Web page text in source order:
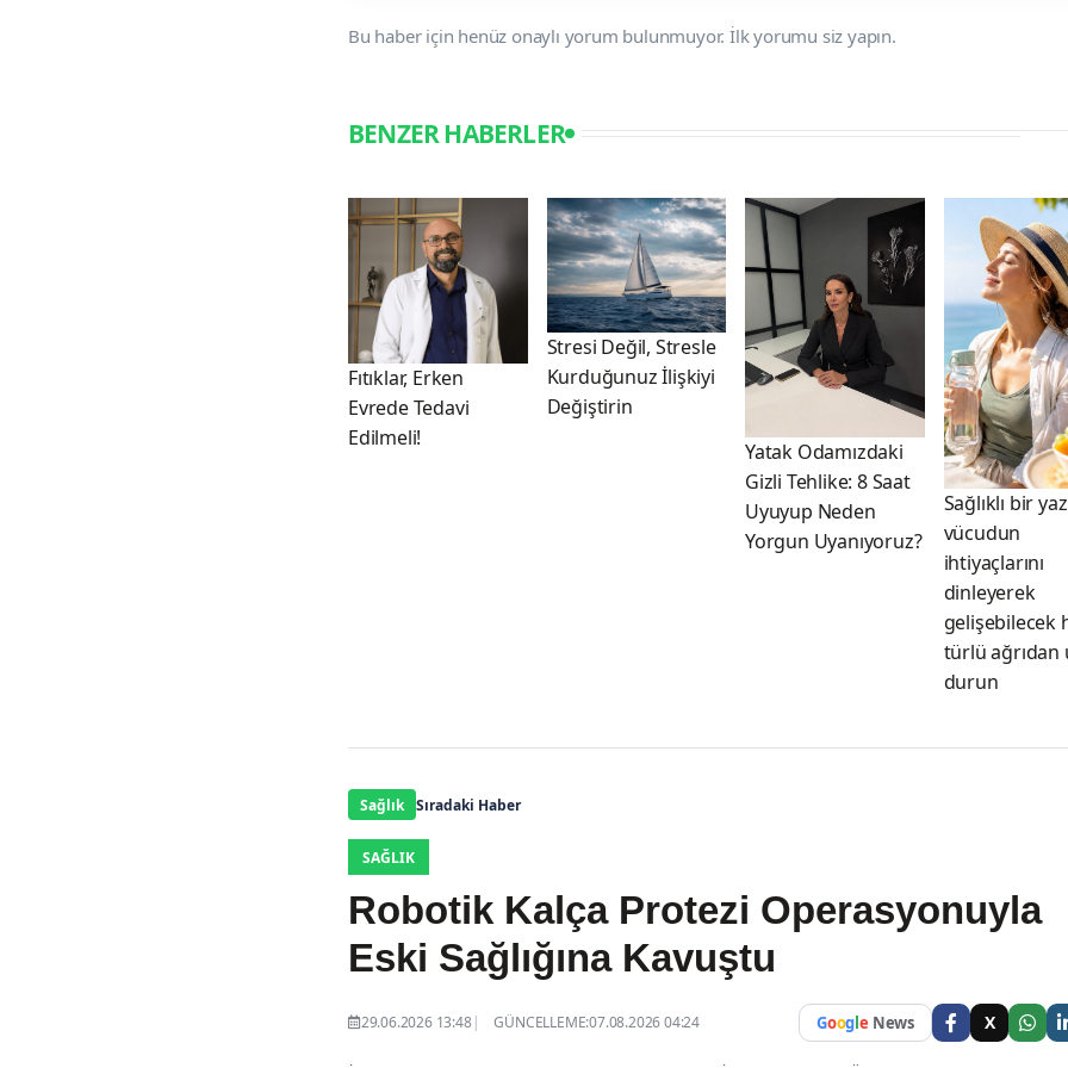
Bu haber için henüz onaylı yorum bulunmuyor. İlk yorumu siz yapın.
BENZER HABERLER
Fıtıklar, Erken
Evrede Tedavi
Edilmeli!
Stresi Değil, Stresle
Kurduğunuz İlişkiyi
Değiştirin
Yatak Odamızdaki
Gizli Tehlike: 8 Saat
Uyuyup Neden
Yorgun Uyanıyoruz?
Sağlıklı bir
vücudun
ihtiyaçlarını
dinleyerek
gelişebilecek
türlü ağrıdan
durun
Sağlık Sıradaki Haber
SAĞLIK
Robotik Kalça Protezi Operasyonuyla
Eski Sağlığına Kavuştu
29.06.2026 13:48 GÜNCELLEME:07.08.2026 04:24 Google News X